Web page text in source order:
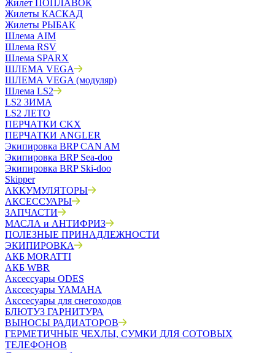
Жилет ПОПЛАВОК
Жилеты КАСКАД
Жилеты РЫБАК
Шлема AIM
Шлема RSV
Шлема SPARX
ШЛЕМА VEGA
ШЛЕМА VEGA (модуляр)
Шлема LS2
LS2 ЗИМА
LS2 ЛЕТО
ПЕРЧАТКИ CKX
ПЕРЧАТКИ ANGLER
Экипировка BRP CAN AM
Экипировка BRP Sea-doo
Экипировка BRP Ski-doo
Skipper
АККУМУЛЯТОРЫ
АКСЕССУАРЫ
ЗАПЧАСТИ
МАСЛА и АНТИФРИЗ
ПОЛЕЗНЫЕ ПРИНАДЛЕЖНОСТИ
ЭКИПИРОВКА
АКБ MORATTI
АКБ WBR
Аксессуары ODES
Акссесуары YAMAHA
Акссесуары для снегоходов
БЛЮТУЗ ГАРНИТУРА
ВЫНОСЫ РАДИАТОРОВ
ГЕРМЕТИЧНЫЕ ЧЕХЛЫ, СУМКИ ДЛЯ СОТОВЫХ
ТЕЛЕФОНОВ